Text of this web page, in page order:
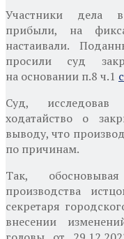
Участники дела в
прибыли, на
настаивали.
просили суд
на основании п.8 ч.1
Суд,
ходатайство о
выводу, что
по причинам.
Так,
производства
секретаря
внесении